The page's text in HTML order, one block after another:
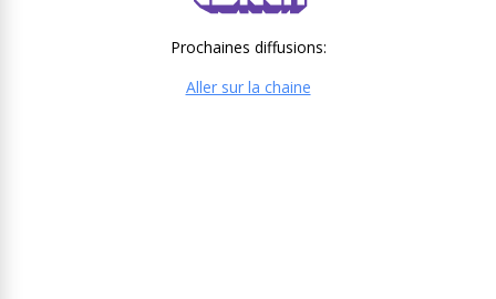
Prochaines diffusions:
Aller sur la chaine